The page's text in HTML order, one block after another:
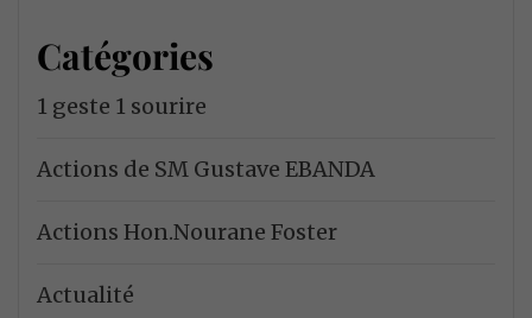
Catégories
1 geste 1 sourire
Actions de SM Gustave EBANDA
Actions Hon.Nourane Foster
Actualité